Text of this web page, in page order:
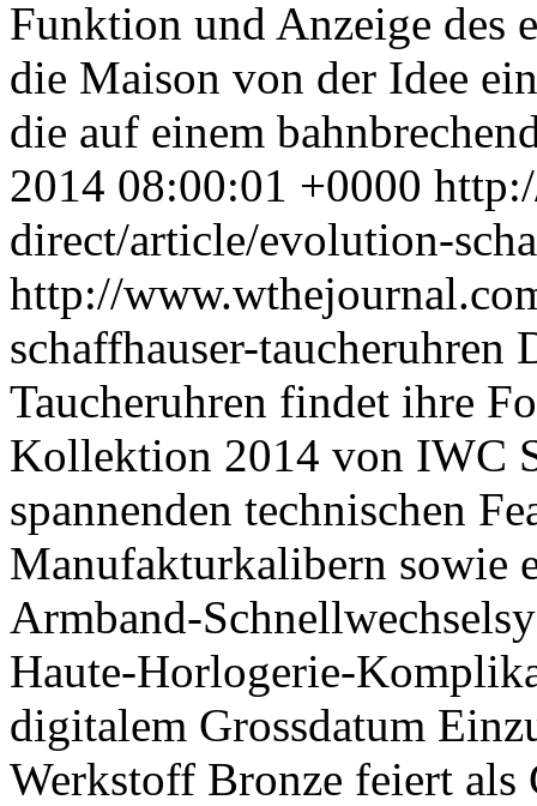
Funktion und Anzeige des
die Maison von der Idee
die auf einem
2014 08:00:01 +0000
direct/article/evolution-
http://
schaffhauser-taucheruhren
Taucheruhren findet ihre
Kollektion 2014 von IWC
spannenden technischen
Manufakturkalibern sowie
Armband-
Haute-Horlogerie-
digitalem Grossdatum
Werkstoff Bronze feiert als